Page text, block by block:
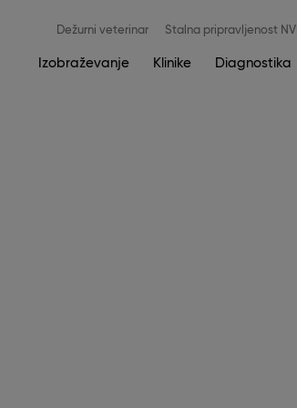
Dežurni veterinar Stalna pripravljenost NVI
Izobraževanje Klinike Diagnostika